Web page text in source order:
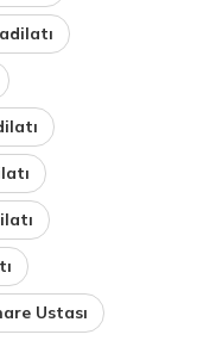
Ustası